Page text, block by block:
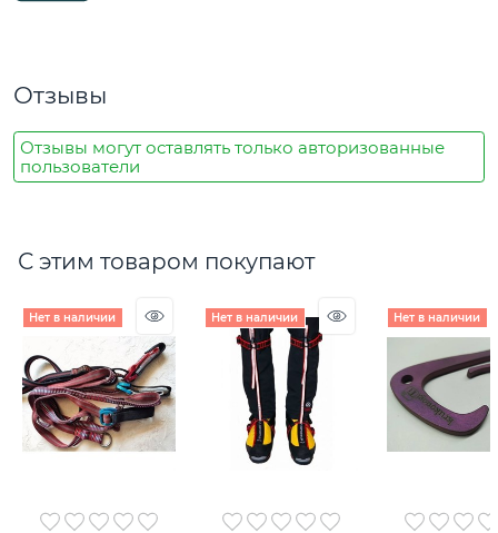
Отзывы
Отзывы могут оставлять только авторизованные
пользователи
С этим товаром покупают
Нет в наличии Нет в наличии Нет в наличии